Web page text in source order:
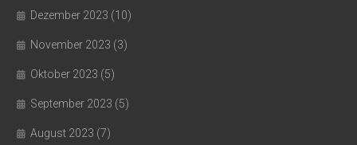
Dezember 2023 (10)
November 2023 (3)
Oktober 2023 (5)
September 2023 (5)
August 2023 (7)